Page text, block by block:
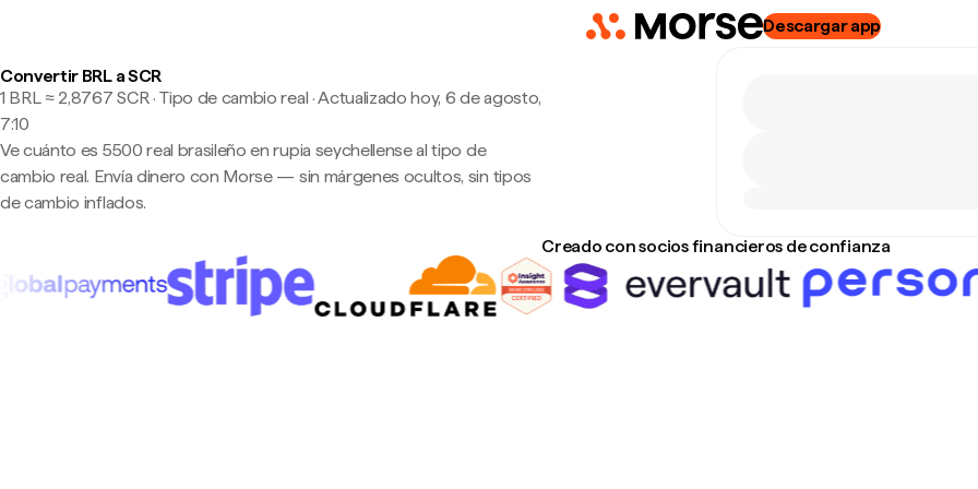
Descargar app
Convertir BRL a SCR
1 BRL ≈ 2,8767 SCR · Tipo de cambio real ·Actualizado hoy, 6 de agosto,
7:10
Ve cuánto es 5500 real brasileño en rupia seychellense al tipo de
cambio real. Envía dinero con Morse — sin márgenes ocultos, sin tipos
de cambio inflados.
Creado con socios financieros de confianza